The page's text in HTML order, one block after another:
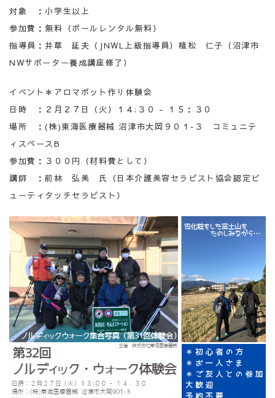
対象 ：小学生以上
参加費：無料（ポールレンタル無料）
指導員：井草 延夫（JNWL上級指導員）植松 仁子（沼津市
NWサポーター養成講座修了）
イベント＊アロマポット作り体験会
日時 ：２月２７日（火）１４:３０ - １５：３０
場所 ：(株)東海医療器械 沼津市大岡９０１‐３ コミュニテ
ィスペースB
参加費：３００円（材料費として）
講師 ：前林 弘美 氏（日本介護美容セラピスト協会認定ビ
ューティタッチセラピスト）